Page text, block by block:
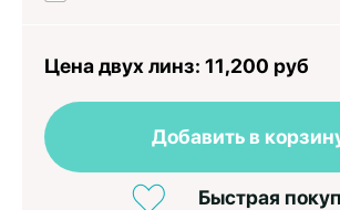
Цена двух линз: 11,200 руб
Добавить в
Быстрая